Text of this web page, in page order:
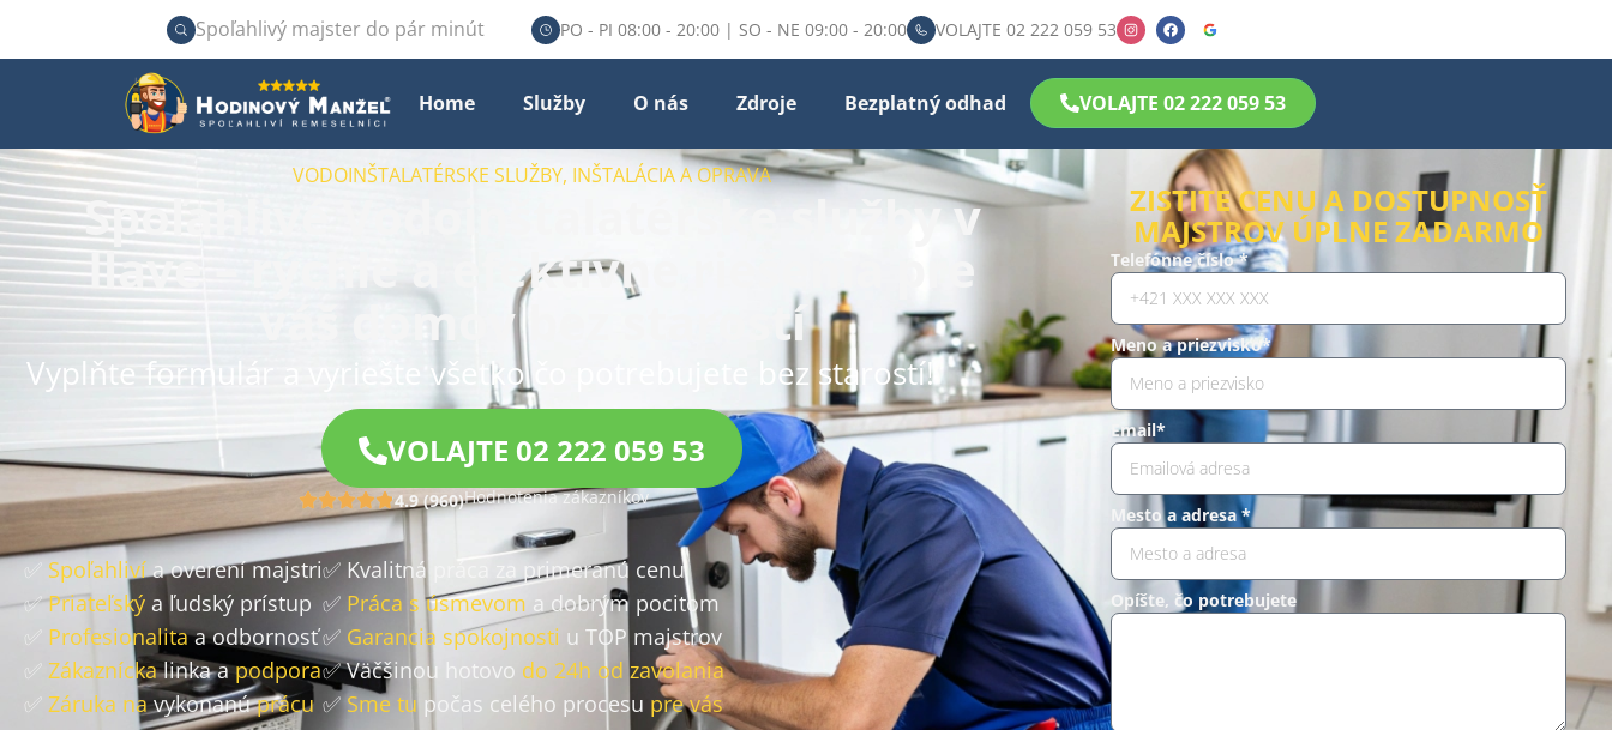
Spoľahlivý majster do pár minút PO - PI 08:00 - 20:00 | SO - NE 09:00 - 20:00 VOLAJTE 02 222 059 53
Home Služby O nás Zdroje Bezplatný odhad VOLAJTE 02 222 059 53
VODOINŠTALATÉRSKE SLUŽBY, INŠTALÁCIA A OPRAVA
Spoľahlivé Vodoinštalatérske služby v
Ilave – rýchle a efektívne riešenia pre
váš domov bez starostí
Vyplňte formulár a vyriešte všetko čo potrebujete bez starostí!
VOLAJTE 02 222 059 53
4.9 (960)Hodnotenia zákazníkov
✅ Spoľahlivía overení majstri
✅Priateľský a ľudský prístup
Profesionalitaa odbornosť
✅ Zákazníckalinka apodpora
✅ Záruka navykonanúprácu
✅ Kvalitná práca za primeranú cenu
✅ Práca s úsmevom a dobrým pocitom
✅ Garancia spokojnosti u TOP majstrov
✅ Väčšinou hotovo do 24h od zavolania
✅ Sme tu počas celého procesu pre vás
ZISTITE CENU A DOSTUPNOSŤ
MAJSTROV ÚPLNE ZADARMO
Telefónne číslo *
Meno a priezvisko*
Email*
Mesto a adresa *
Opíšte, čo potrebujete